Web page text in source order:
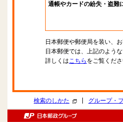
通帳やカードの紛失・盗難
日本郵便や郵便局を装い、
日本郵便では、上記のよう
詳しくはこちら をご覧くださ
検索のしかた グループ・